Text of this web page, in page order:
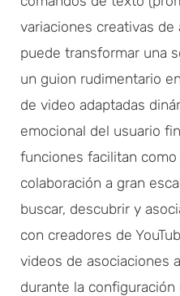
variaciones creativas
puede transformar una
un guion rudimentario
de video adaptadas
emocional del usuario
funciones facilitan como
colaboración a gran
buscar, descubrir y
con creadores de
videos de asociaciones
durante la configuración